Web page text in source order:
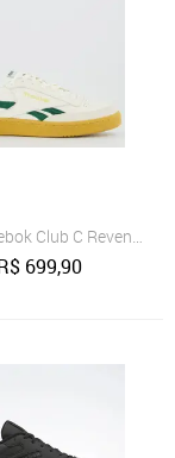
Club C Revenge
699,90